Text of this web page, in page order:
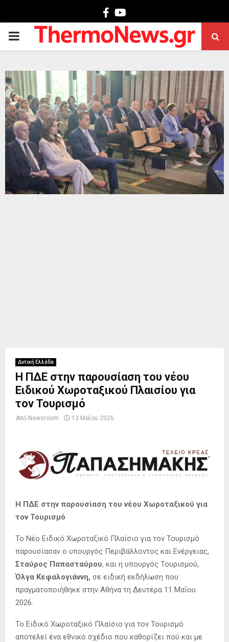
Facebook
PRIMARY
Δυτική Ελλάδα
Η ΠΔΕ στην παρουσίαση του νέου
Ειδικού Χωροταξικού Πλαισίου για
τον Τουρισμό
Από Newsroom 13 Μαΐου 2026
Η ΠΔΕ στην παρουσίαση του νέου Χωροταξικού για
τον Τουρισμό
Το Νέο Ειδικό Χωροταξικό Πλαίσιο για τον Τουρισμό
παρουσίασαν ο υπουργός Περιβάλλοντος και Ενέργειας,
Σταύρος Παπασταύρου, και η υπουργός Τουρισμού,
Όλγα Κεφαλογιάννη, σε ειδική εκδήλωση που
πραγματοποιήθηκε στην Αθήνα τη Δευτέρα 11 Μαΐου
2026.
Το Ειδικό Χωροταξικό Πλαίσιο για τον Τουρισμό
αποτελεί ένα εθνικό σχέδιο που καθορίζει πού και με